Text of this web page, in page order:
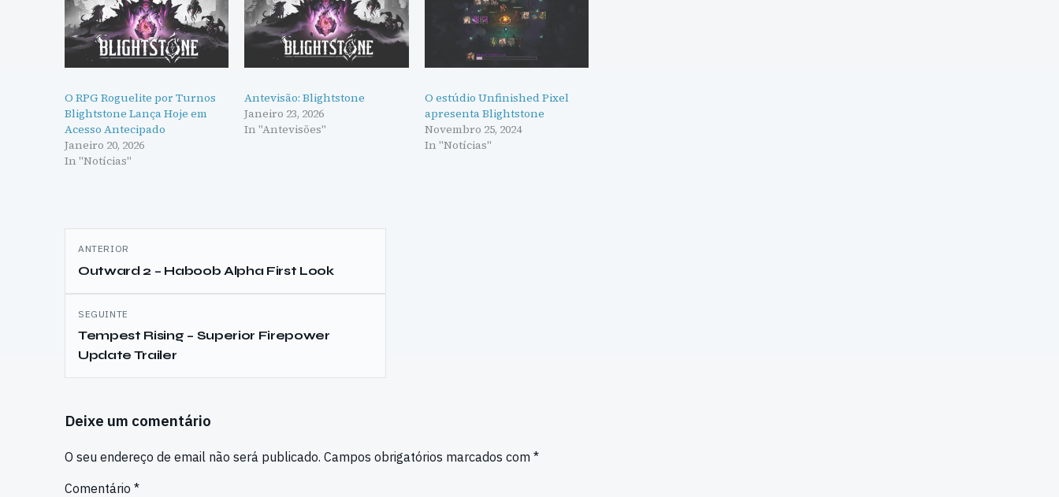
O RPG Roguelite por Turnos
Blightstone Lança Hoje em
Acesso Antecipado
Janeiro 20, 2026
In "Notícias"
Antevisão: Blightstone
Janeiro 23, 2026
In "Antevisões"
O estúdio Unfinished Pixel
apresenta Blightstone
Novembro 25, 2024
In "Notícias"
Navegação
de
artigos
ANTERIOR
Outward 2 – Haboob Alpha First Look
SEGUINTE
Tempest Rising – Superior Firepower
Update Trailer
Deixe um comentário
O seu endereço de email não será publicado. Campos obrigatórios marcados com *
Comentário *